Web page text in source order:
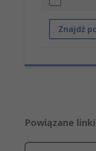
Znajdź
Powiązane linki